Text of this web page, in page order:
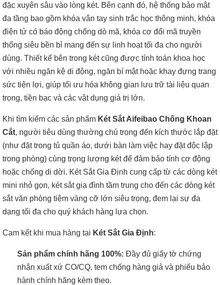
đặc xuyên sâu vào lòng két. Bên cạnh đó, hệ thống bảo mật
đa tầng bao gồm khóa vân tay sinh trắc học thông minh, khóa
điện tử có báo động chống dò mã, khóa cơ đổi mã truyền
thống siêu bền bỉ mang đến sự linh hoạt tối đa cho người
dùng. Thiết kế bên trong két cũng được tính toán khoa học
với nhiều ngăn kệ di động, ngăn bí mật hoặc khay đựng trang
sức tiện lợi, giúp tối ưu hóa không gian lưu trữ tài liệu quan
trọng, tiền bạc và các vật dụng giá trị lớn.
Khi tìm kiếm các sản phẩm Két Sắt Aifeibao Chống Khoan
Cắt, người tiêu dùng thường chú trọng đến kích thước lắp đặt
(như đặt trong tủ quần áo, dưới bàn làm việc hay đặt độc lập
trong phòng) cùng trọng lượng két để đảm bảo tính cơ động
hoặc chống di dời. Két Sắt Gia Định cung cấp từ các dòng két
mini nhỏ gọn, két sắt gia đình tầm trung cho đến các dòng két
sắt văn phòng tiệm vàng cỡ lớn siêu trọng, đem lại sự đa
dạng tối đa cho quý khách hàng lựa chọn.
Cam kết khi mua hàng tại Két Sắt Gia Định:
Sản phẩm chính hãng 100%: Đầy đủ giấy tờ chứng
nhận xuất xứ CO/CQ, tem chống hàng giả và phiếu bảo
hành chính hãng kèm theo.